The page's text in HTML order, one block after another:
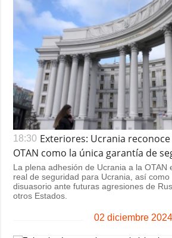
18:30 Exteriores: Ucrania
OTAN como la única garantía de
La plena adhesión de Ucrania a la OTAN
real de seguridad para Ucrania, así
disuasorio ante futuras agresiones de
otros Estados.
02 diciembre 2024